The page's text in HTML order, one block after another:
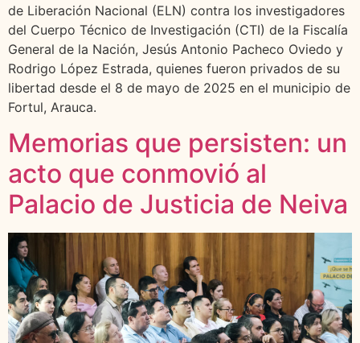
de Liberación Nacional (ELN) contra los investigadores
del Cuerpo Técnico de Investigación (CTI) de la Fiscalía
General de la Nación, Jesús Antonio Pacheco Oviedo y
Rodrigo López Estrada, quienes fueron privados de su
libertad desde el 8 de mayo de 2025 en el municipio de
Fortul, Arauca.
Memorias que persisten: un
acto que conmovió al
Palacio de Justicia de Neiva